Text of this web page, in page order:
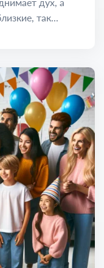
так...